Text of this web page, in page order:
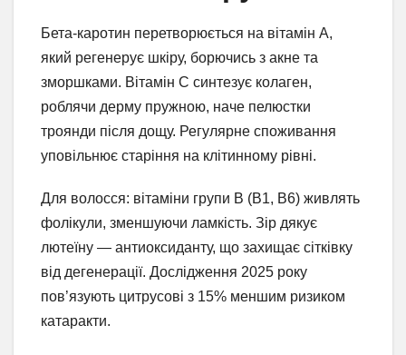
Бета-каротин перетворюється на вітамін А,
який регенерує шкіру, борючись з акне та
зморшками. Вітамін С синтезує колаген,
роблячи дерму пружною, наче пелюстки
троянди після дощу. Регулярне споживання
уповільнює старіння на клітинному рівні.
Для волосся: вітаміни групи B (B1, B6) живлять
фолікули, зменшуючи ламкість. Зір дякує
лютеїну — антиоксиданту, що захищає сітківку
від дегенерації. Дослідження 2025 року
пов’язують цитрусові з 15% меншим ризиком
катаракти.